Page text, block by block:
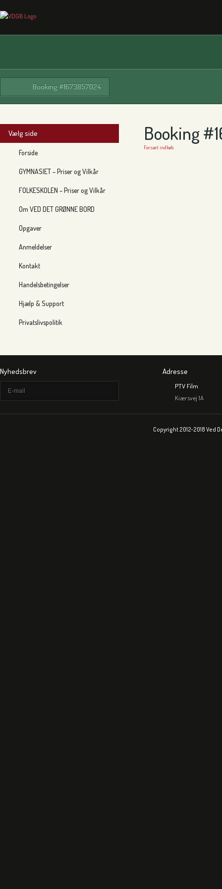
Booking #1673857024
Vælg side
Forside
GYMNASIET – Priser og Vilkår
FOLKESKOLEN – Priser og Vilkår
Om VED DET GRØNNE BORD
Opgaver
Anmeldelser
Kontakt
Handelsbetingelser
Hjælp & Support
Privatslivspolitik
Booking
Forsæt indkøb
Nyhedsbrev Adresse
PTV Film
Kiærsvej 1A
Copyright 2012-2018 Ved